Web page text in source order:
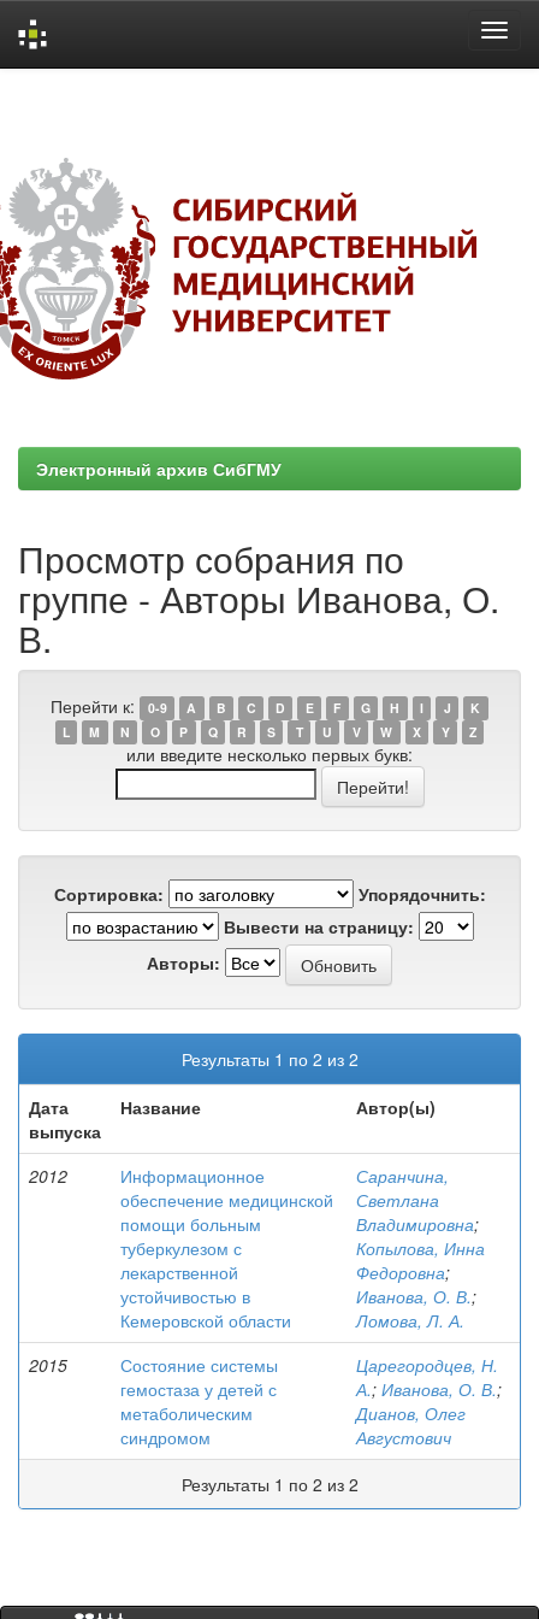
Электронный архив СибГМУ
Просмотр собрания по
группе - Авторы Иванова, О.
В.
Перейти к: 0-9 A B C D E F G H I J
K
L
M N O P Q R S T U V W X Y Z
или введите несколько первых букв:
Сортировка:
Упорядочнить:
Вывести на страницу:
Авторы:
Результаты 1 по 2 из 2
Дата
выпуска
Название Автор(ы)
2012
Информационное
обеспечение медицинской
помощи больным
туберкулезом с
лекарственной
устойчивостью в
Кемеровской области
Саранчина,
Светлана
Владимировна;
Копылова, Инна
Федоровна;
Иванова, О. В.;
Ломова, Л. А.
2015
Состояние системы
гемостаза у детей с
метаболическим
синдромом
Царегородцев, Н.
А.; Иванова, О. В.;
Дианов, Олег
Августович
Результаты 1 по 2 из 2